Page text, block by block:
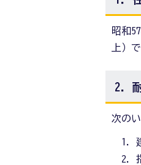
昭和
上）
2．
次の